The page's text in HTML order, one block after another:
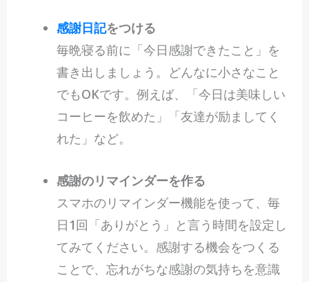
感謝日記をつける
毎晩寝る前に「今日感謝できたこと」を
書き出しましょう。どんなに小さなこと
でもOKです。例えば、「今日は美味しい
コーヒーを飲めた」「友達が励ましてく
れた」など。
感謝のリマインダーを作る
スマホのリマインダー機能を使って、毎
日1回「ありがとう」と言う時間を設定し
てみてください。感謝する機会をつくる
ことで、忘れがちな感謝の気持ちを意識